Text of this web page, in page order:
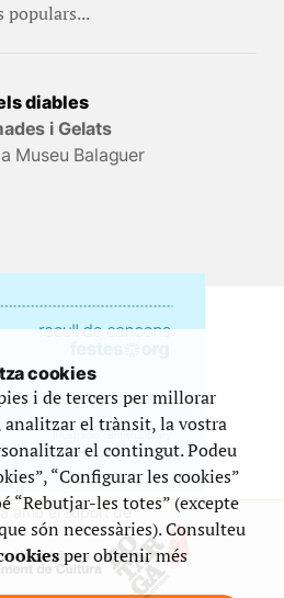
populars...
diables
i Gelats
Museu Balaguer
amb el suport de
cookies
i de tercers per millorar
analitzar el trànsit, la vostra
el contingut. Podeu
“Configurar les cookies”
“Rebutjar-les totes” (excepte
són necessàries). Consulteu
per obtenir més